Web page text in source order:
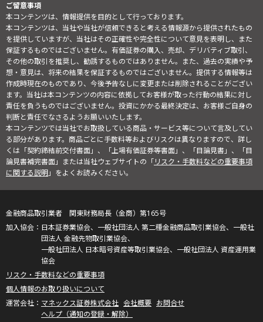
ご留意事項
本コンテンツは、情報提供を目的として行っております。
本コンテンツは、当社や当社が信頼できると考える情報源から提供されたもの
を提供していますが、当社はその正確性や完全性について意見を表明し、また
保証するものではございません。有価証券の購入、売却、デリバティブ取引、
その他の取引を推奨し、勧誘するものではありません。また、過去の実績や予
想・意見は、将来の結果を保証するものではございません。提供する情報等は
作成時現在のものであり、今後予告なしに変更または削除されることがござい
ます。当社は本コンテンツの内容に依拠してお客様が取った行動の結果に対し
責任を負うものではございません。投資にかかる最終決定は、お客様ご自身の
判断と責任でなさるようお願いいたします。
本コンテンツでは当社でお取扱している商品・サービス等について言及してい
る部分があります。商品ごとに手数料等およびリスクは異なりますので、詳し
くは「契約締結前交付書面」、「上場有価証券等書面」、「目論見書」、「目
論見書補完書面」または当社ウェブサイトの「リスク・手数料などの重要事項
に関する説明」をよくお読みください。
金融商品取引業者 関東財務局長（金商）第165号
日本証券業協会、一般社団法人 第二種金融商品取引業協会、一般社
団法人 金融先物取引業協会、
一般社団法人 日本暗号資産等取引業協会、一般社団法人 資産運用業
協会
リスク・手数料などの重要事項
個人情報のお取り扱いについて
マネックス証券株式会社 会社概要 お問合せ
ヘルプ（通知の登録・解除）